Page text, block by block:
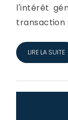
l'intérêt
transaction
LIRE LA SUITE